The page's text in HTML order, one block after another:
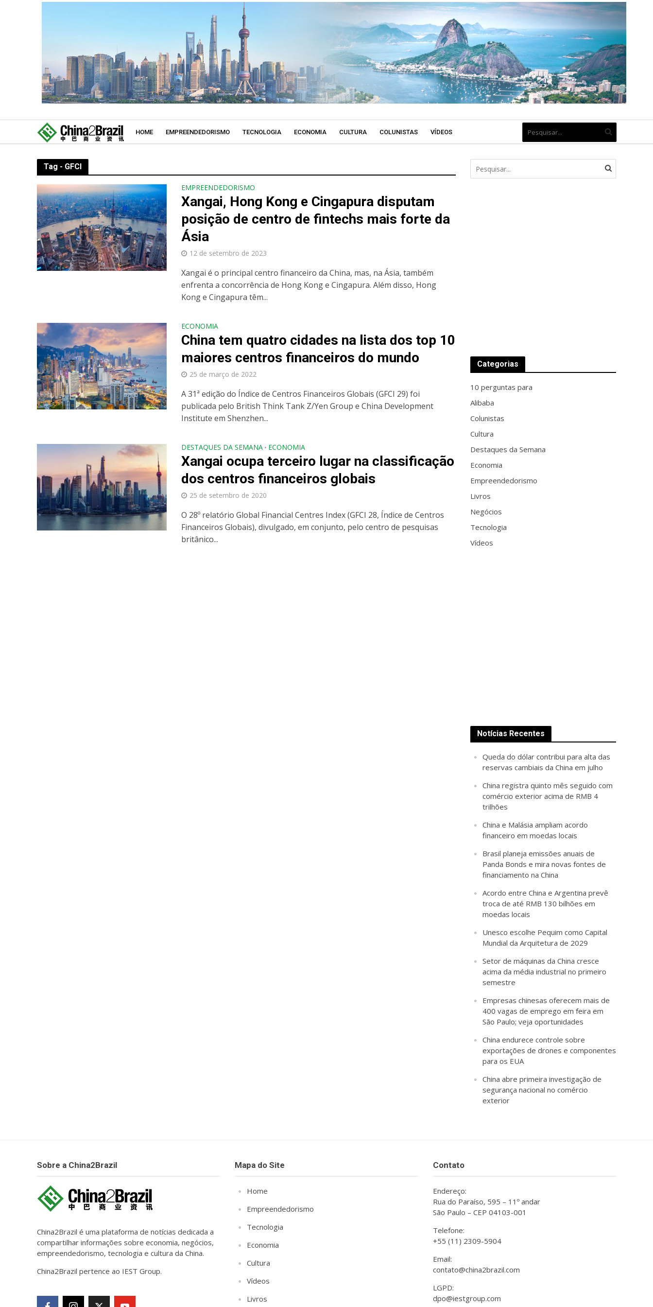
HOME EMPREENDEDORISMO TECNOLOGIA ECONOMIA CULTURA COLUNISTAS VÍDEOS
Tag - GFCI
EMPREENDEDORISMO
Xangai, Hong Kong e Cingapura disputam
posição de centro de fintechs mais forte da
Ásia
12 de setembro de 2023
Xangai é o principal centro financeiro da China, mas, na Ásia, também
enfrenta a concorrência de Hong Kong e Cingapura. Além disso, Hong
Kong e Cingapura têm...
ECONOMIA
China tem quatro cidades na lista dos top 10
maiores centros financeiros do mundo
25 de março de 2022
A 31ª edição do Índice de Centros Financeiros Globais (GFCI 29) foi
publicada pelo British Think Tank Z/Yen Group e China Development
Institute em Shenzhen...
DESTAQUES DA SEMANA • ECONOMIA
Xangai ocupa terceiro lugar na classificação
dos centros financeiros globais
25 de setembro de 2020
O 28º relatório Global Financial Centres Index (GFCI 28, Índice de Centros
Financeiros Globais), divulgado, em conjunto, pelo centro de pesquisas
britânico...
Categorias
10 perguntas para
Alibaba
Colunistas
Cultura
Destaques da Semana
Economia
Empreendedorismo
Livros
Negócios
Tecnologia
Vídeos
Notícias Recentes
Queda do dólar contribui para alta das
reservas cambiais da China em julho
China registra quinto mês seguido com
comércio exterior acima de RMB 4
trilhões
China e Malásia ampliam acordo
financeiro em moedas locais
Brasil planeja emissões anuais de
Panda Bonds e mira novas fontes de
financiamento na China
Acordo entre China e Argentina prevê
troca de até RMB 130 bilhões em
moedas locais
Unesco escolhe Pequim como Capital
Mundial da Arquitetura de 2029
Setor de máquinas da China cresce
acima da média industrial no primeiro
semestre
Empresas chinesas oferecem mais de
400 vagas de emprego em feira em
São Paulo; veja oportunidades
China endurece controle sobre
exportações de drones e componentes
para os EUA
China abre primeira investigação de
segurança nacional no comércio
exterior
Sobre a China2Brazil
China2Brazil é uma plataforma de notícias dedicada a
compartilhar informações sobre economia, negócios,
empreendedorismo, tecnologia e cultura da China.
China2Brazil pertence ao IEST Group.
Mapa do Site
Home
Empreendedorismo
Tecnologia
Economia
Cultura
Vídeos
Livros
Contato
Endereço:
Rua do Paraíso, 595 – 11º andar
São Paulo – CEP 04103-001
Telefone:
+55 (11) 2309-5904
Email:
contato@china2brazil.com
LGPD:
dpo@iestgroup.com